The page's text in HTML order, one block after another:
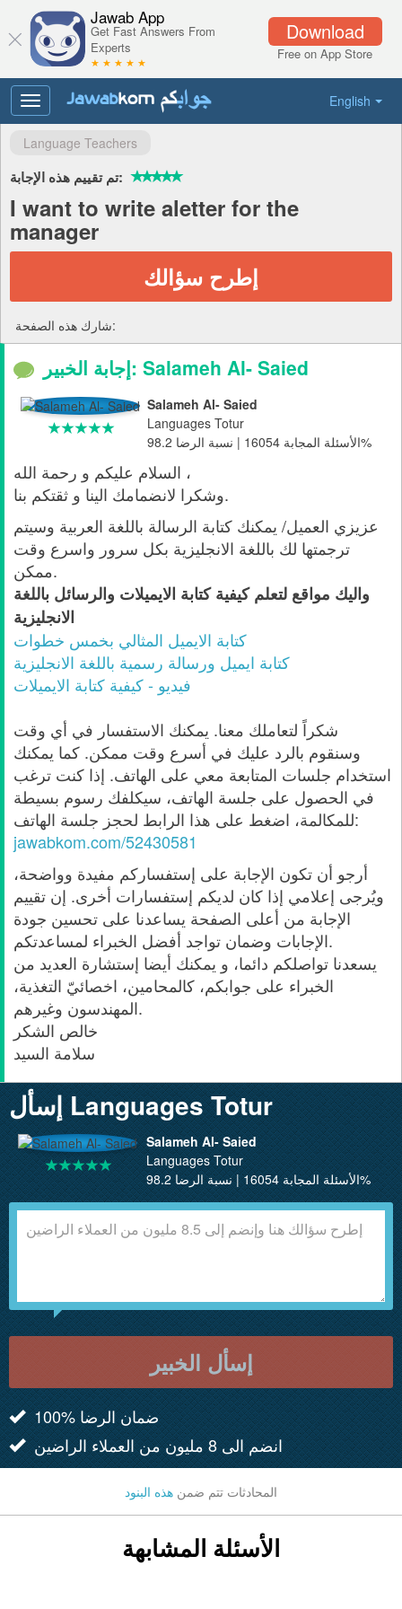
Download
Free on App Store
Jawab App
Get Fast Answers From
Experts
★ ★ ★ ★ ★
English
Toggle
navigation
Language Teachers
تم تقييم هذه الإجابة:
I want to write aletter for the
manager
إطرح سؤالك
شارك هذه الصفحة:
إجابة الخبير: Salameh Al- Saied
Salameh Al- Saied
Languages Totur
الأسئلة المجابة 16054 | نسبة الرضا 98.2%
السلام عليكم و رحمة الله ،
وشكرا لانضمامك الينا و ثقتكم بنا.
عزيزي العميل/ يمكنك كتابة الرسالة باللغة العربية وسيتم
ترجمتها لك باللغة الانجليزية بكل سرور واسرع وقت
ممكن.
واليك مواقع لتعلم كيفية كتابة الايميلات والرسائل باللغة
الانجليزية
كتابة الايميل المثالي بخمس خطوات
كتابة ايميل ورسالة رسمية باللغة الانجليزية
فيديو - كيفية كتابة الايميلات
شكراً لتعاملك معنا. يمكنك الاستفسار في أي وقت
وسنقوم بالرد عليك في أسرع وقت ممكن. كما يمكنك
استخدام جلسات المتابعة معي على الهاتف. إذا كنت ترغب
في الحصول على جلسة الهاتف، سيكلفك رسوم بسيطة
للمكالمة، اضغط على هذا الرابط لحجز جلسة الهاتف:
jawabkom.com/52430581
أرجو أن تكون الإجابة على إستفساركم مفيدة وواضحة،
ويُرجى إعلامي إذا كان لديكم إستفسارات أخرى. إن تقييم
الإجابة من أعلى الصفحة يساعدنا على تحسين جودة
الإجابات وضمان تواجد أفضل الخبراء لمساعدتكم.
يسعدنا تواصلكم دائما، و يمكنك أيضا إستشارة العديد من
الخبراء على جوابكم، كالمحامين، اخصائيّ التغذية،
المهندسون وغيرهم.
خالص الشكر
سلامة السيد
إسأل Languages Totur
Salameh Al- Saied
Languages Totur
الأسئلة المجابة 16054 | نسبة الرضا 98.2%
إسأل الخبير
100% ضمان الرضا
انضم الى 8 مليون من العملاء الراضين
المحادثات تتم ضمن هذه البنود
الأسئلة المشابهة